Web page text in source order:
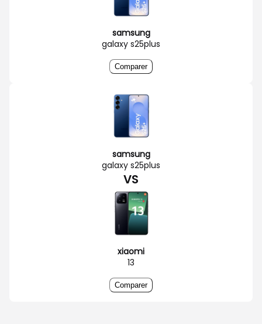
samsung
galaxy s25plus
Comparer
samsung
galaxy s25plus
VS
xiaomi
13
Comparer